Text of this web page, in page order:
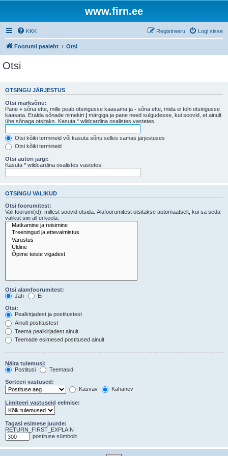
www.firn.ee
KKK Logi sisse
Registreeru
Foorumi pealeht Otsi
Otsi
OTSINGU JÄRJESTUS
Otsi märksõnu:
Pane + sõna ette, mille peab otsingusse kaasama ja - sõna ette, mida ei tohi otsingusse
kaasata. Eralda sõnade nimekiri | märgiga ja pane need sulgudesse, kui soovid, et ainult
ühe sõnaga otsitaks. Kasuta * wildcardina osalistes vastetes.
Otsi kõiki termineid või kasuta sõnu selles samas järjestuses
Otsi kõiki termineid
Otsi autori järgi:
Kasuta * wildcardina osalistes vastetes.
OTSINGU VALIKUD
Otsi foorumitest:
Vali foorumi(id), millest soovid otsida. Alafoorumitest otsitakse automaatselt, kui sa seda
valikut siin all ei keela.
Otsi alamfoorumitest:
Jah
Ei
Otsi:
Pealkirjadest ja postitustest
Ainult postitustest
Teema pealkirjadest ainult
Teemade esimesed postitused ainult
Näita tulemusi:
Postitusi
Teemasid
Sorteeri vastused:
Kasvav
Kahanev
Limiteeri vastuseid eelmise:
Tagasi esimese juurde:
RETURN_FIRST_EXPLAIN
postituse sümbolit